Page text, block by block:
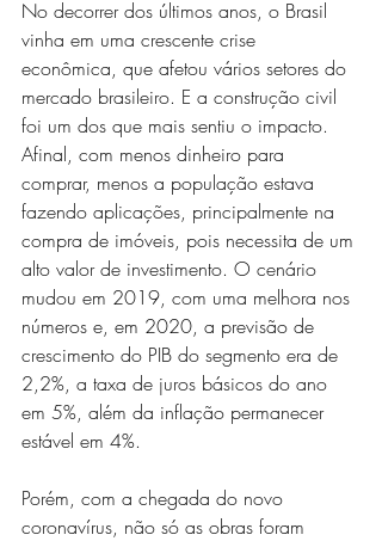
No decorrer dos últimos anos, o Brasil
vinha em uma crescente crise
econômica, que afetou vários setores do
mercado brasileiro. E a construção civil
foi um dos que mais sentiu o impacto.
Afinal, com menos dinheiro para
comprar, menos a população estava
fazendo aplicações, principalmente na
compra de imóveis, pois necessita de um
alto valor de investimento. O cenário
mudou em 2019, com uma melhora nos
números e, em 2020, a previsão de
crescimento do PIB do segmento era de
2,2%, a taxa de juros básicos do ano
em 5%, além da inflação permanecer
estável em 4%.
Porém, com a chegada do novo
coronavírus, não só as obras foram